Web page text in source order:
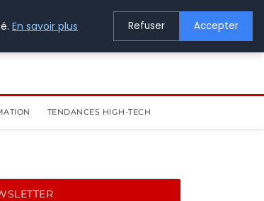
TENDANCES HIGH-TECH
En savoir plus Refuser Accepter